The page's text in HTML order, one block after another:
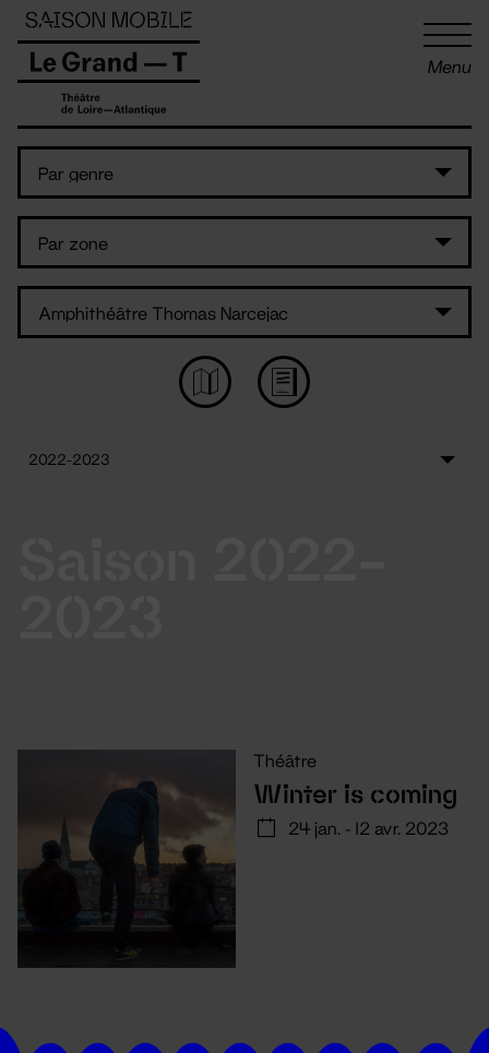
Menu
Théâtre
Winter is coming
24 jan. - 12 avr. 2023
Panneau de gestion des cookies